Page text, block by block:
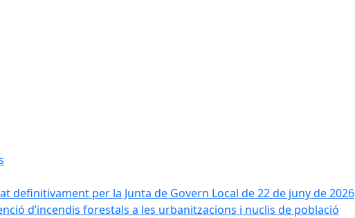
definitivament per la Junta de Govern Local de 22 de juny de 2026
d’incendis forestals a les urbanitzacions i nuclis de població